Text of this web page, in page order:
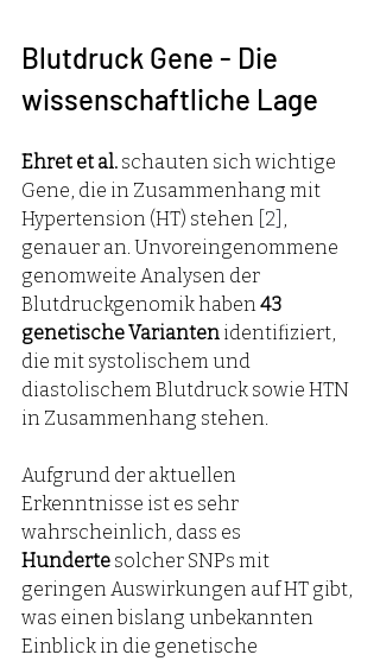
Blutdruck Gene - Die
wissenschaftliche Lage
Ehret et al. schauten sich wichtige
Gene, die in Zusammenhang mit
Hypertension (HT) stehen
[2]
genauer an. Unvoreingenommene
genomweite Analysen der
Blutdruckgenomik haben 43
genetische Varianten identifiziert,
die mit systolischem und
diastolischem Blutdruck sowie HTN
in Zusammenhang stehen.
Aufgrund der aktuellen
Erkenntnisse ist es sehr
wahrscheinlich, dass es
Hunderte solcher SNPs mit
geringen Auswirkungen auf HT gibt,
was einen bislang unbekannten
Einblick in die genetische